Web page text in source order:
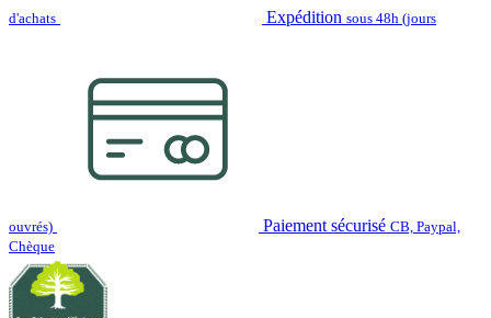
d'achats Expédition sous 48h (jours
ouvrés) Paiement sécurisé CB, Paypal,
Chèque